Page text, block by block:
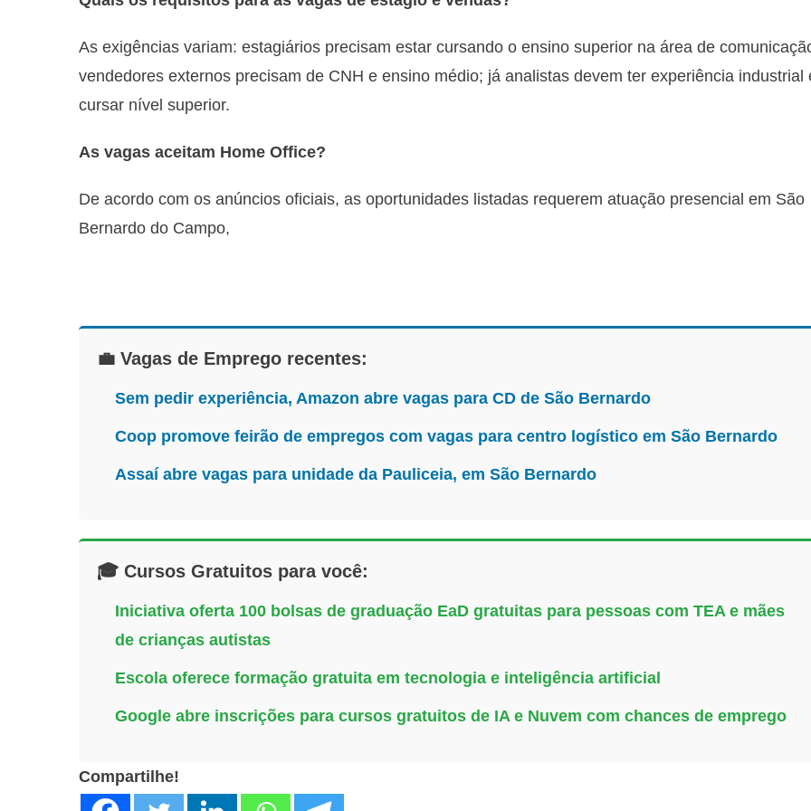
As exigências variam: estagiários precisam estar cursando o ensino superior na área de
vendedores externos precisam de CNH e ensino médio; já analistas devem ter experiência industrial
cursar nível superior.
As vagas aceitam Home Office?
De acordo com os anúncios oficiais, as oportunidades listadas requerem atuação presencial em São
Bernardo do Campo,
💼 Vagas de Emprego recentes:
Sem pedir experiência, Amazon abre vagas para CD de São Bernardo
Coop promove feirão de empregos com vagas para centro logístico em São Bernardo
Assaí abre vagas para unidade da Pauliceia, em São Bernardo
🎓 Cursos Gratuitos para você:
Iniciativa oferta 100 bolsas de graduação EaD gratuitas para pessoas com TEA e mães
de crianças autistas
Escola oferece formação gratuita em tecnologia e inteligência artificial
Google abre inscrições para cursos gratuitos de IA e Nuvem com chances de emprego
Compartilhe!